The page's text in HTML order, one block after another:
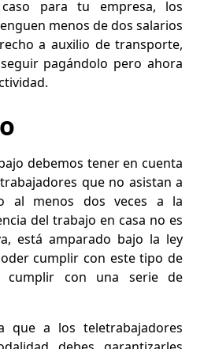
para tu empresa, los
menos de dos salarios
a auxilio de transporte,
pagándolo pero ahora
debemos tener en cuenta
que no asistan a
al menos dos veces a la
del trabajo en casa no es
está amparado bajo la ley
cumplir con este tipo de
cumplir con una serie de
que a los teletrabajadores